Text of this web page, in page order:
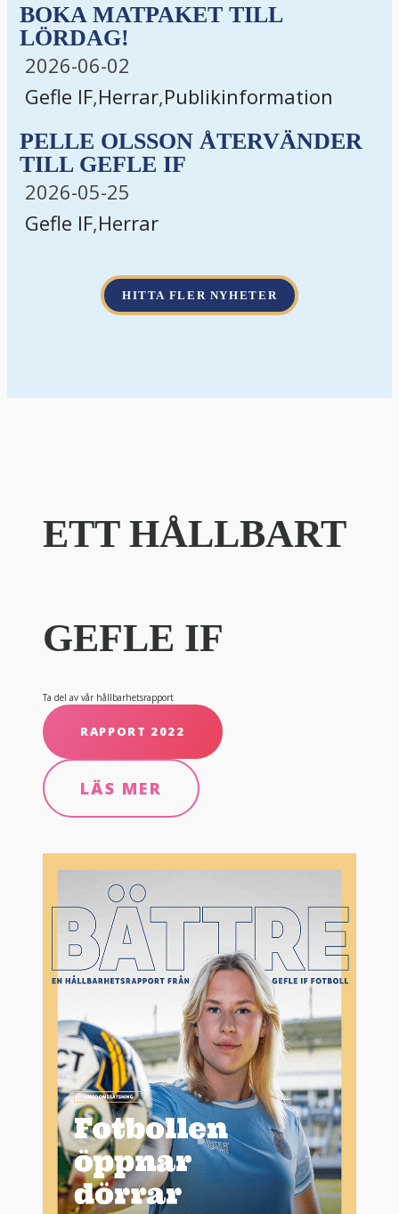
BOKA MATPAKET TILL
LÖRDAG!
2026-06-02
Gefle IF,Herrar,Publikinformation
PELLE OLSSON ÅTERVÄNDER
TILL GEFLE IF
2026-05-25
Gefle IF,Herrar
HITTA FLER NYHETER
ETT HÅLLBART
GEFLE IF
Ta del av vår hållbarhetsrapport
RAPPORT 2022
LÄS MER